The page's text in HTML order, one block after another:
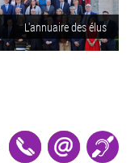
L'annuaire des élus